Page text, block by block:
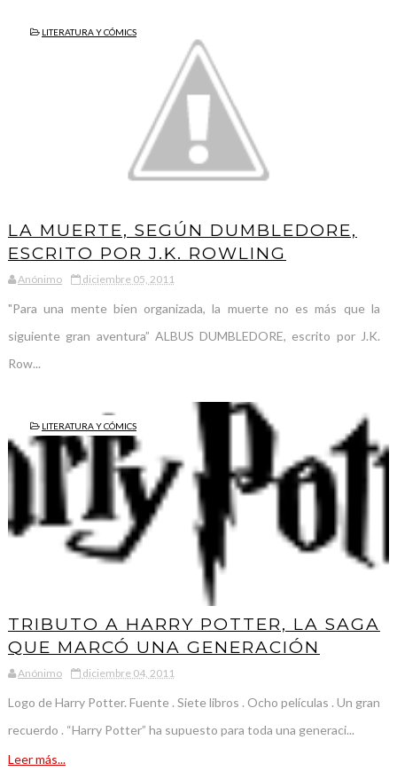
LITERATURA Y CÓMICS
LA MUERTE, SEGÚN DUMBLEDORE,
ESCRITO POR J.K. ROWLING
Anónimo diciembre 05, 2011
"Para una mente bien organizada, la muerte no es más que la
siguiente gran aventura” ALBUS DUMBLEDORE, escrito por J.K.
Row...
LITERATURA Y CÓMICS
TRIBUTO A HARRY POTTER, LA SAGA
QUE MARCÓ UNA GENERACIÓN
Anónimo diciembre 04, 2011
Logo de Harry Potter. Fuente . Siete libros . Ocho películas . Un gran
recuerdo . “Harry Potter” ha supuesto para toda una generaci...
Leer más...